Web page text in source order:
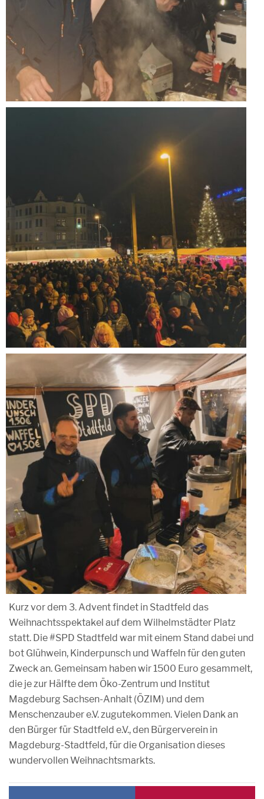
Kurz vor dem 3. Advent findet in Stadtfeld das
Weihnachtsspektakel auf dem Wilhelmstädter Platz
statt. Die #SPD Stadtfeld war mit einem Stand dabei und
bot Glühwein, Kinderpunsch und Waffeln für den guten
Zweck an. Gemeinsam haben wir 1500 Euro gesammelt,
die je zur Hälfte dem Öko-Zentrum und Institut
Magdeburg Sachsen-Anhalt (ÖZIM) und dem
Menschenzauber e.V. zugutekommen. Vielen Dank an
den Bürger für Stadtfeld e.V., den Bürgerverein in
Magdeburg-Stadtfeld, für die Organisation dieses
wundervollen Weihnachtsmarkts.